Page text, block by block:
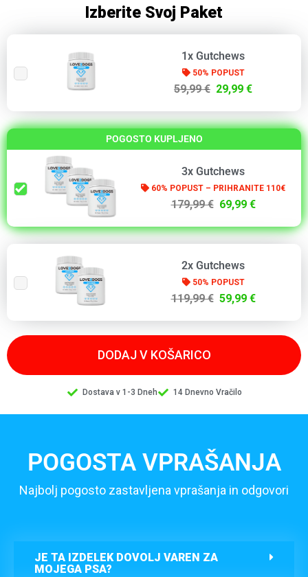
Izberite Svoj Paket
1x Gutchews
50% POPUST
59,99 € 29,99 €
POGOSTO KUPLJENO
3x Gutchews
60% POPUST – PRIHRANITE 110€
179,99 € 69,99 €
2x Gutchews
50% POPUST
119,99 € 59,99 €
DODAJ V KOŠARICO
Dostava v 1-3 Dneh 14 Dnevno Vračilo
POGOSTA VPRAŠANJA
Najbolj pogosto zastavljena vprašanja in odgovori
JE TA IZDELEK DOVOLJ VAREN ZA
MOJEGA PSA?